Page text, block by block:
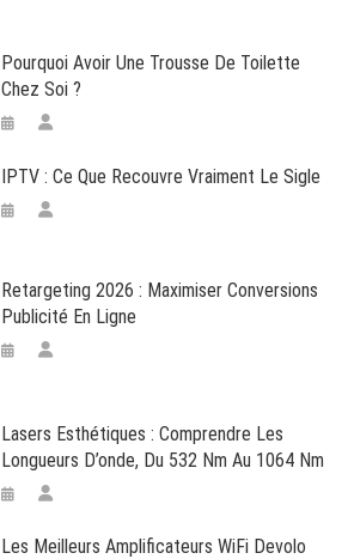
Pourquoi Avoir Une Trousse De Toilette
Chez Soi ?
IPTV : Ce Que Recouvre Vraiment Le Sigle
Retargeting 2026 : Maximiser Conversions
Publicité En Ligne
Lasers Esthétiques : Comprendre Les
Longueurs D’onde, Du 532 Nm Au 1064 Nm
Les Meilleurs Amplificateurs WiFi Devolo